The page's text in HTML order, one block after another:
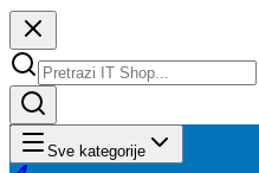
Sve kategorije